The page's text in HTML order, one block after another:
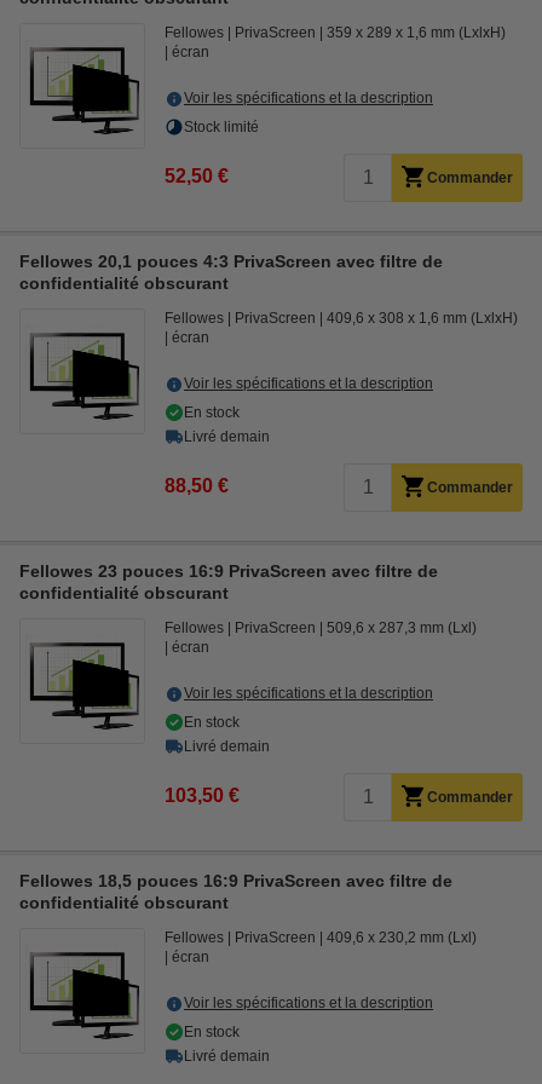
Fellowes PrivaScreen
359 x 289 x 1,6 mm (LxlxH)
écran
Voir les spécifications et la description
Stock limité
52,50 € Commander
Fellowes 20,1 pouces 4:3 PrivaScreen avec filtre de
confidentialité obscurant
Fellowes PrivaScreen
409,6 x 308 x 1,6 mm (LxlxH)
écran
Voir les spécifications et la description
En stock
Livré demain
88,50 € Commander
Fellowes 23 pouces 16:9 PrivaScreen avec filtre de
confidentialité obscurant
Fellowes PrivaScreen
509,6 x 287,3 mm (Lxl)
écran
Voir les spécifications et la description
En stock
Livré demain
103,50 € Commander
Fellowes 18,5 pouces 16:9 PrivaScreen avec filtre de
confidentialité obscurant
Fellowes PrivaScreen
409,6 x 230,2 mm (Lxl)
écran
Voir les spécifications et la description
En stock
Livré demain